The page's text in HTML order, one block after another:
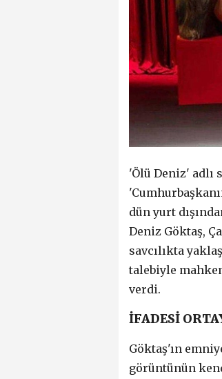
'Ölü Deniz' adlı
dün yurt
Deniz Göktaş,
savcılıkta
talebiyle
verdi.
İFADESİ
Göktaş'ın
görüntünün